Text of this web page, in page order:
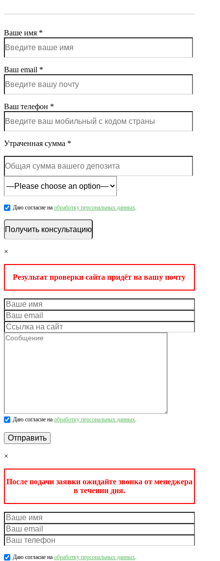
Ваше имя *
Ваш email *
Ваш телефон *
Утраченная сумма *
Даю согласие на обработку персональных данных
×
Результат проверки сайта придёт на вашу почту
Даю согласие на обработку персональных данных
×
После подачи заявки ожидайте звонка от менеджера
в течении дня.
Даю согласие на обработку персональных данных